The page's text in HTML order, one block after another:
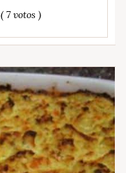
( 7 votos )